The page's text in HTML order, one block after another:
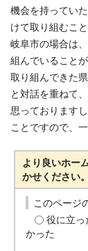
機会を持ってい
けて取り組むこ
岐阜市の場合は
組んでいること
取り組んできた
と対話を重ねて
思っております
ことですので、
より良いホー
かせください。
このページ
役に立っ
かった